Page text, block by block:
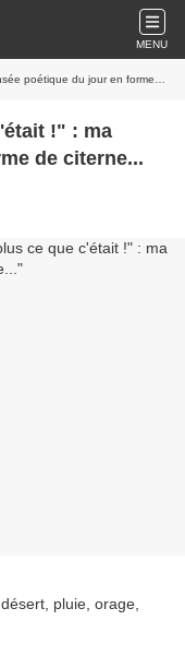
MENU
du jour en forme de citerne...
!" : ma
de citerne...
pluie, orage,